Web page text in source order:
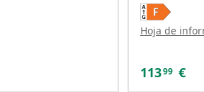
Hoja de
11399 €